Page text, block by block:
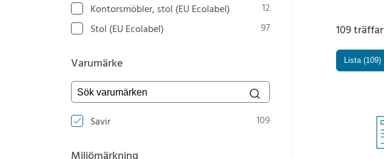
109 träffar
Lista (109)
Kontorsmöbler, stol (EU Ecolabel)
12
Stol (EU Ecolabel)
97
Varumärke
Sök varumärken
Savir 109